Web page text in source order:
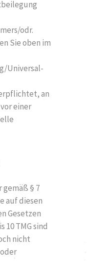
odr.
Sie oben im
Universal­
an
einer
gemäß § 7
auf diesen
Gesetzen
10 TMG sind
nicht